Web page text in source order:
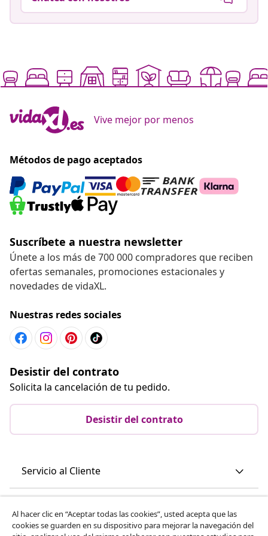
Vive mejor por menos
Métodos de pago aceptados
Suscríbete a nuestra newsletter
Únete a los más de 700 000 compradores que reciben
ofertas semanales, promociones estacionales y
novedades de vidaXL.
Nuestras redes sociales
Desistir del contrato
Solicita la cancelación de tu pedido.
Desistir del contrato
Servicio al Cliente
Al hacer clic en “Aceptar todas las cookies”, usted acepta que las
cookies se guarden en su dispositivo para mejorar la navegación del